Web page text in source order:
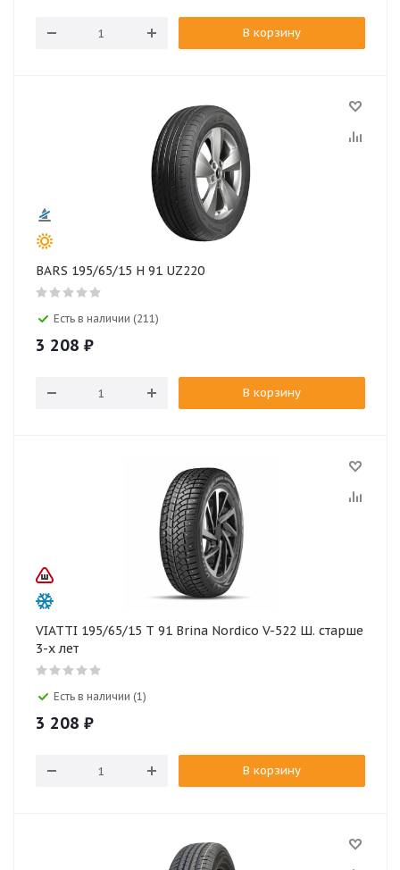
В корзину
BARS 195/65/15 H 91 UZ220
Есть в наличии (211)
3 208 ₽
В корзину
VIATTI 195/65/15 T 91 Brina Nordico V-522 Ш. старше
3-х лет
Есть в наличии (1)
3 208 ₽
В корзину